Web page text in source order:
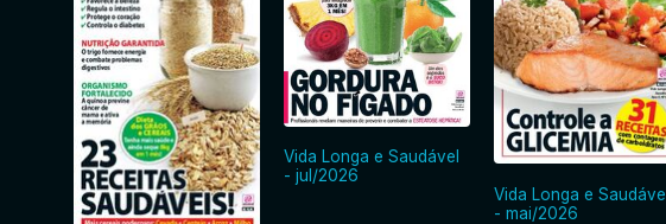
Vida Longa e Saudável
- jul/2026
Vida Longa e Saudável
- mai/2026